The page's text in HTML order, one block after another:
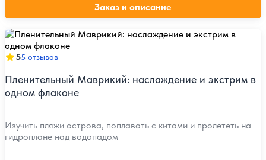
Заказ и описание
55 отзывов
Пленительный Маврикий: наслаждение и экстрим в
одном флаконе
Изучить пляжи острова, поплавать с китами и пролететь на
гидроплане над водопадом